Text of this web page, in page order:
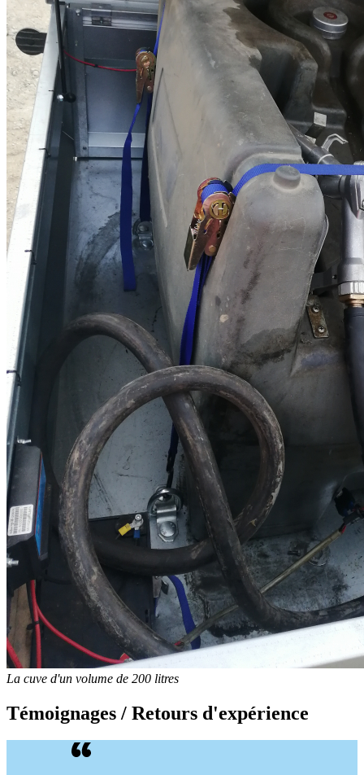
La cuve d'un volume de 200 litres
Témoignages / Retours d'expérience